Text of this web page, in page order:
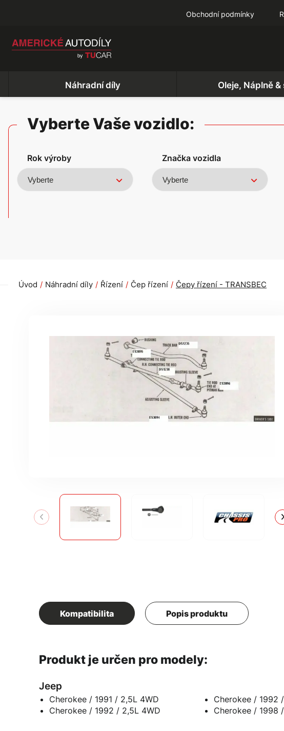
Obchodní podmínky
Náhradní díly Oleje, Náplně &
Vyberte Vaše vozidlo:
Rok výroby Značka vozidla
Úvod Náhradní díly Řízení Čep řízení Čepy řízení - TRANSBEC
Kompatibilita Popis produktu
Produkt je určen pro modely:
Jeep
Cherokee / 1991 / 2,5L 4WD
Cherokee / 1992 / 2,5L 4WD